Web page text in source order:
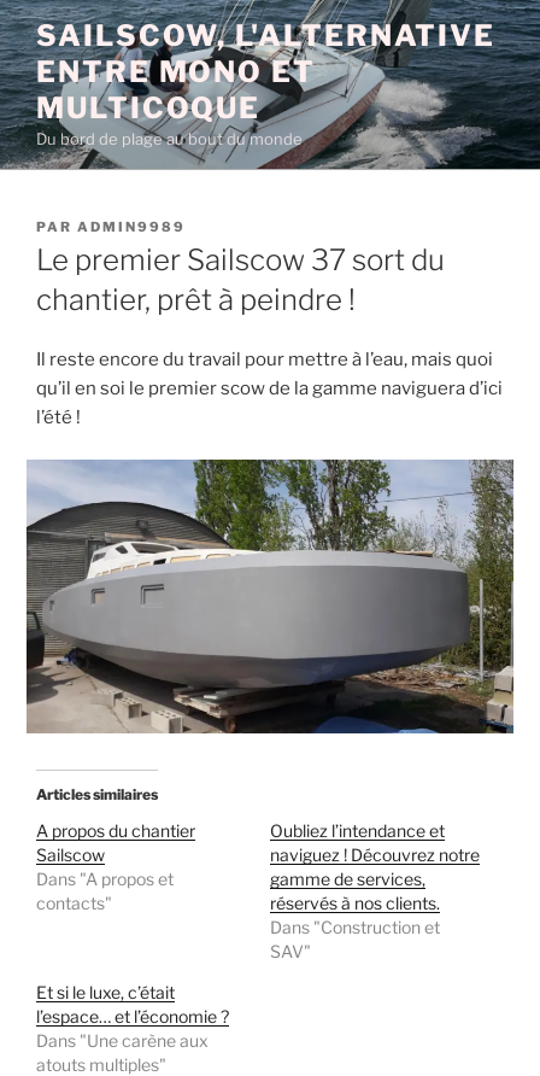
Aller
au
contenu
principal
SAILSCOW, L'ALTERNATIVE
ENTRE MONO ET
MULTICOQUE
Du bord de plage au bout du monde
PUBLIÉ
LE
PAR ADMIN9989
Le premier Sailscow 37 sort du
chantier, prêt à peindre !
Il reste encore du travail pour mettre à l’eau, mais quoi
qu’il en soi le premier scow de la gamme naviguera d’ici
l’été !
Articles similaires
A propos du chantier
Sailscow
Dans "A propos et
contacts"
Oubliez l’intendance et
naviguez ! Découvrez notre
gamme de services,
réservés à nos clients.
Dans "Construction et
SAV"
Et si le luxe, c’était
l’espace… et l’économie ?
Dans "Une carène aux
atouts multiples"